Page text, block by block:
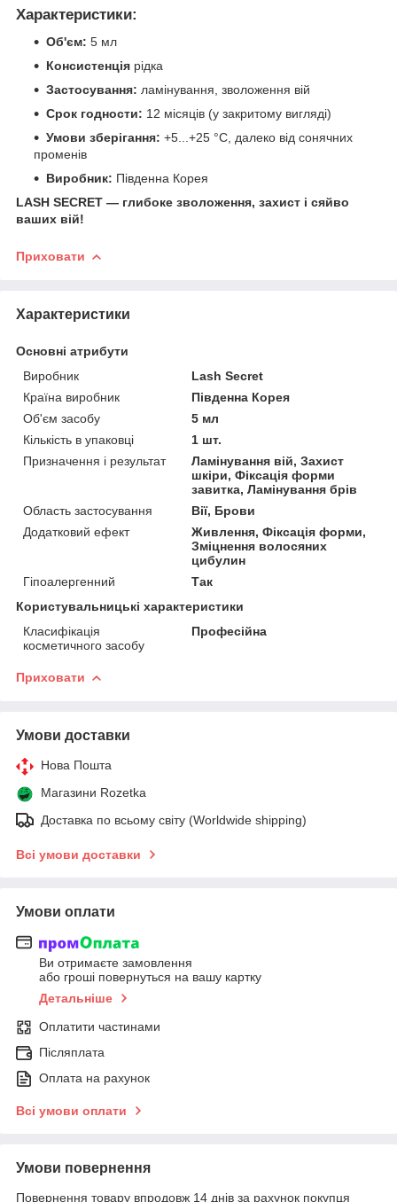
Характеристики:
Об'єм: 5 мл
Консистенція рідка
Застосування: ламінування, зволоження вій
Срок годности: 12 місяців (у закритому вигляді)
Умови зберігання: +5...+25 °C, далеко від сонячних
променів
Виробник: Південна Корея
LASH SECRET — глибоке зволоження, захист і сяйво
ваших вій!
Приховати
Характеристики
Основні атрибути
Виробник
Lash Secret
Країна виробник
Південна Корея
Об'єм засобу
5 мл
Кількість в упаковці
1 шт.
Призначення і результат
Ламінування вій, Захист
шкіри, Фіксація форми
завитка, Ламінування брів
Область застосування
Вії, Брови
Додатковий ефект
Живлення, Фіксація форми,
Зміцнення волосяних
цибулин
Гіпоалергенний
Так
Користувальницькі характеристики
Класифікація
косметичного засобу
Професійна
Приховати
Умови доставки
Нова Пошта
Магазини Rozetka
Доставка по всьому світу (Worldwide shipping)
Всі умови доставки
Умови оплати
Ви отримаєте замовлення
або гроші повернуться на вашу картку
Детальніше
Оплатити частинами
Післяплата
Оплата на рахунок
Всі умови оплати
Умови повернення
Повернення товару впродовж 14 днів за рахунок покупця